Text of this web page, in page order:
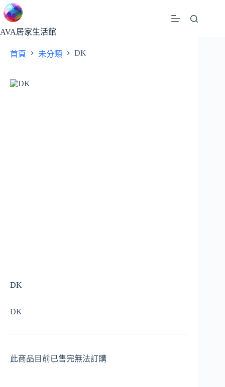
跳
至
主
AVA居家生活館
首頁 未分類 DK
DK
DK
此商品目前已售完無法訂購